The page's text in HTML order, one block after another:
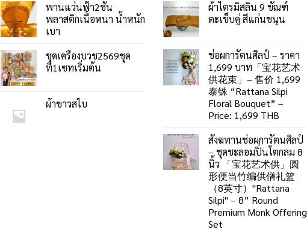
พานแว่นฟ้า2ชั้น
พลาสติกเนื้อหนา น้ำหนัก
เบา
ชุดเครื่องบวช2569ชุด
ที่1เซทเริ่มต้น
ผ้าขาวสไบ
ผ้าไตรมิสลิน 9 ขัณฑ์
ตะเข็บคู่ สีแก่นขนุน
ช่อผการัตนศิลป์ – ราคา
1,699 บาท「宝花艺术
供花束」– 售价 1,699
泰铢 “Rattana Silpi
Floral Bouquet” –
Price: 1,699 THB
สังฆทานช่อผการัตนศิลป์
– ชุดชะลอมปิ่นโตกลม 8
นิ้ว 「宝花艺术供」圆
形便当竹编供僧礼篮
（8英寸）"Rattana
Silpi" – 8” Round
Premium Monk Offering
Set